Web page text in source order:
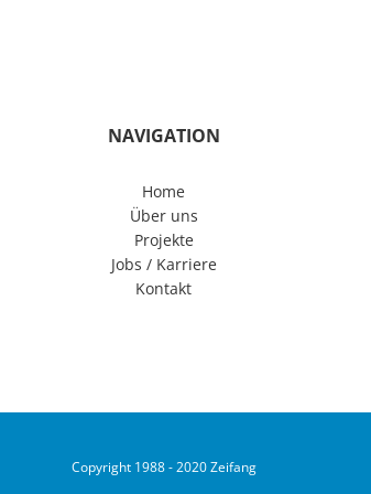
NAVIGATION
Home
Über uns
Projekte
Jobs / Karriere
Kontakt
Copyright 1988 - 2020 Zeifang